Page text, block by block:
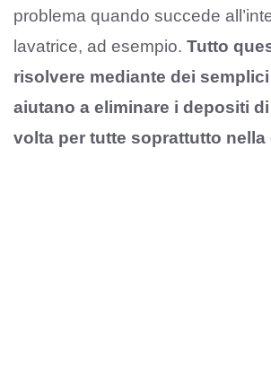
problema quando succede
lavatrice, ad esempio. Tutto
risolvere mediante dei
aiutano a eliminare i depositi
volta per tutte soprattutto nella